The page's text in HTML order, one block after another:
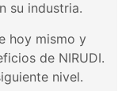
su industria.
hoy mismo y
de NIRUDI.
nivel.